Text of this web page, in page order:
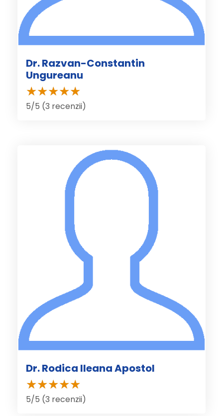
Dr. Razvan-Constantin
Ungureanu
5/5 (3 recenzii)
Dr. Rodica Ileana Apostol
5/5 (3 recenzii)